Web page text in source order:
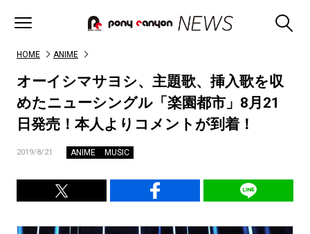
HOME ANIME
オーイシマサヨシ、主題歌、挿入歌を収
めたニューシングル「楽園都市」8月21
日発売！本人よりコメントが到着！
2019/8/21 ANIME MUSIC